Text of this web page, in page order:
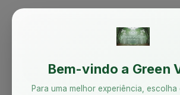
Bem-vindo a Green
Para uma melhor experiência, escolha